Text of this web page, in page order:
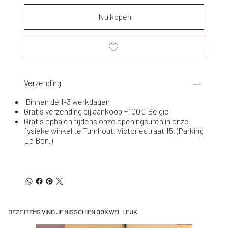
Nu kopen
Verzending
Binnen de 1-3 werkdagen
Gratis verzending bij aankoop +100€ België
Gratis ophalen tijdens onze openingsuren in onze
fysieke winkel te Turnhout, Victoriestraat 15. (Parking
Le Bon.)
DEZE ITEMS VIND JE MISSCHIEN OOK WEL LEUK